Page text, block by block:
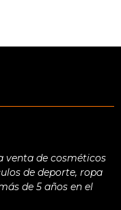
venta de cosméticos
de deporte, ropa
de 5 años en el